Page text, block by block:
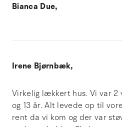
Bianca Due,
Irene Bjørnbæk,
Virkelig lækkert hus. Vi var 2
og 13 år. Alt levede op til
rent da vi kom og der var